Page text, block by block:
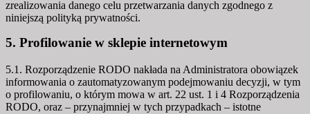
zrealizowania danego celu przetwarzania danych zgodnego z
niniejszą polityką prywatności.
5. Profilowanie w sklepie internetowym
5.1. Rozporządzenie RODO nakłada na Administratora obowiązek
informowania o zautomatyzowanym podejmowaniu decyzji, w tym
o profilowaniu, o którym mowa w art. 22 ust. 1 i 4 Rozporządzenia
RODO, oraz – przynajmniej w tych przypadkach – istotne